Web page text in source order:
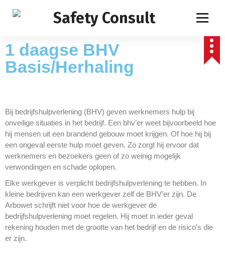
1 daagse BHV
Basis/Herhaling
Bij bedrijfshulpverlening (BHV) geven werknemers hulp bij
onveilige situaties in het bedrijf. Een bhv’er weet bijvoorbeeld hoe
hij mensen uit een brandend gebouw moet krijgen. Of hoe hij bij
een ongeval eerste hulp moet geven. Zo zorgt hij ervoor dat
werknemers en bezoekers geen of zo weinig mogelijk
verwondingen en schade oplopen.
Elke werkgever is verplicht bedrijfshulpverlening te hebben. In
kleine bedrijven kan een werkgever zelf de BHV’er zijn. De
Arbowet schrijft niet voor hoe de werkgever de
bedrijfshulpverlening moet regelen. Hij moet in ieder geval
rekening houden met de grootte van het bedrijf en de risico’s die
er zijn.